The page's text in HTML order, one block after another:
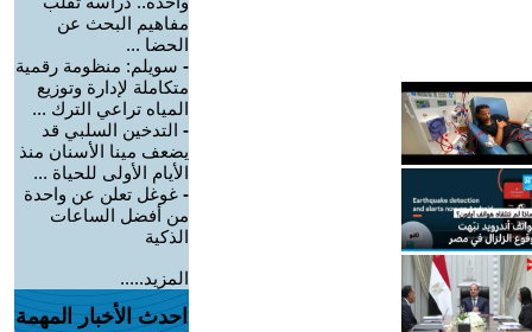
مفاهيم البحث عن
الحضا ...
- سويلم: منظومة رقمية
متكاملة لإدارة وتوزيع
المياه تراعي الترك ...
- التدخين السلبي قد
يضعف مينا الأسنان منذ
الأيام الأولى للحياة ...
- غوغل تعلن عن واحدة
من أفضل الساعات
الذكية
المزيد.....
احدث الأخبار المهمة